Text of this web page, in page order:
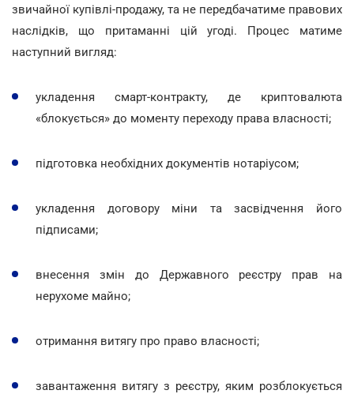
звичайної купівлі-продажу, та не передбачатиме правових
наслідків, що притаманні цій угоді. Процес матиме
наступний вигляд:
укладення смарт-контракту, де криптовалюта
«блокується» до моменту переходу права власності;
підготовка необхідних документів нотаріусом;
укладення договору міни та засвідчення його
підписами;
внесення змін до Державного реєстру прав на
нерухоме майно;
отримання витягу про право власності;
завантаження витягу з реєстру, яким розблокується